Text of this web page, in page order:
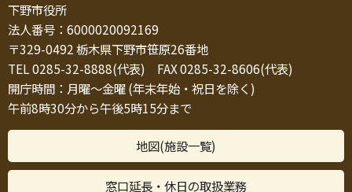
下野市役所
法人番号：6000020092169
〒329-0492 栃木県下野市笹原26番地
TEL 0285-32-8888(代表) FAX 0285-32-8606(代表)
開庁時間：月曜～金曜 (年末年始・祝日を除く)
午前8時30分から午後5時15分まで
地図(施設一覧)
窓口延長・休日の取扱業務